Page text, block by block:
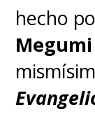
hecho